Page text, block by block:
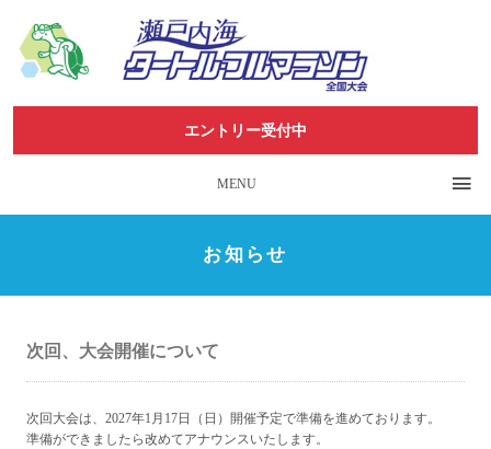
エントリー受付中
MENU
お知らせ
次回、大会開催について
次回大会は、2027年1月17日（日）開催予定で準備を進めております。
準備ができましたら改めてアナウンスいたします。